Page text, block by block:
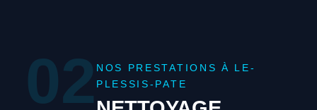
02 NOS PRESTATIONS À LE-
PLESSIS-PATE